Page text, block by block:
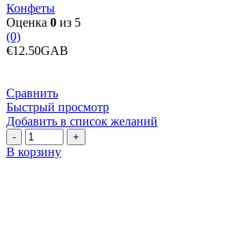
Конфеты
Оценка 0 из 5
(0)
€12.50GAB
Сравнить
Быстрый просмотр
Добавить в список желаний
Количество
товара
Конфеты
В корзину